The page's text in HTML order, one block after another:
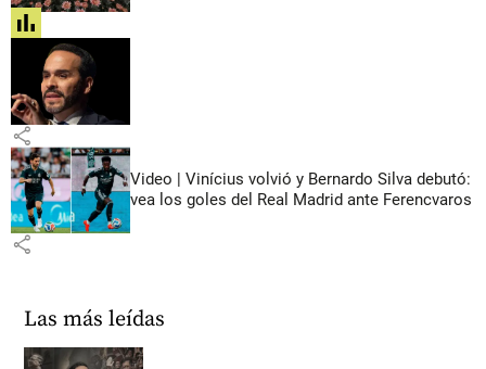
share
share
Video | Vinícius volvió y Bernardo Silva debutó:
vea los goles del Real Madrid ante Ferencvaros
share
Las más leídas